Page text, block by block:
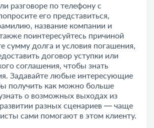
разговоре по телефону с
его представиться,
название компании и
поинтересуйтесь причиной
сумму долга и условия погашения,
договор уступки или
соглашения, чтобы знать
Задавайте любые интересующие
получить как можно больше
о возможных выходах из
разных сценариев — чаще
сами помогают в этом клиенту.